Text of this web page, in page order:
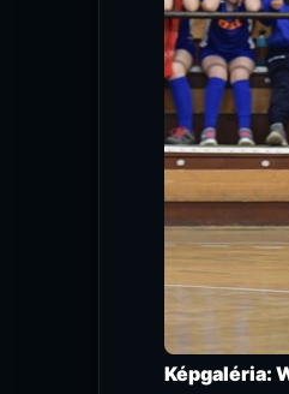
Képgaléria: